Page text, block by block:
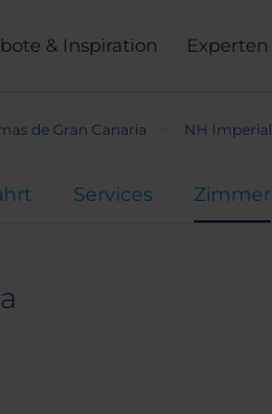
& Inspiration Experten
de Gran Canaria NH
Services Zimmer